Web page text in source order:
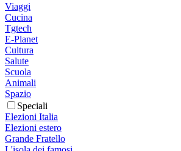
Viaggi
Cucina
Tgtech
E-Planet
Cultura
Salute
Scuola
Animali
Spazio
Speciali
Elezioni Italia
Elezioni estero
Grande Fratello